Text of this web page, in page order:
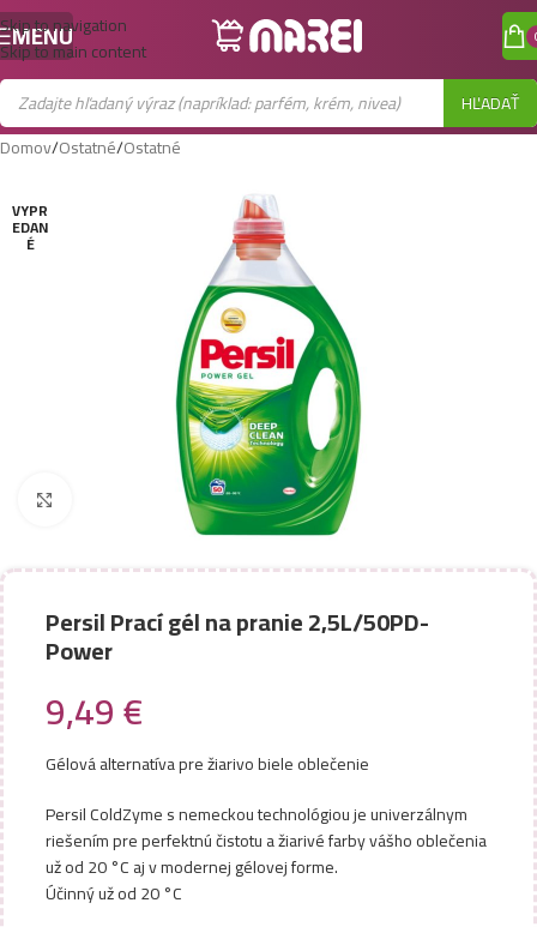
Skip to navigation
Skip to main content
MENU
HĽADAŤ
Domov/Ostatné/Ostatné
VYPR
EDAN
É
Zobraziť väčší obrázok
Persil Prací gél na pranie 2,5L/50PD-
Power
9,49€
Gélová alternatíva pre žiarivo biele oblečenie
Persil ColdZyme s nemeckou technológiou je univerzálnym
riešením pre perfektnú čistotu a žiarivé farby vášho oblečenia
už od 20 °C aj v modernej gélovej forme.
Účinný už od 20 °C